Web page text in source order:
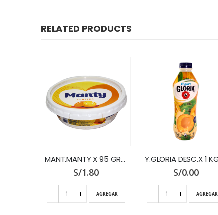
RELATED PRODUCTS
Y.GLORIA DESC.X 1 KG.LUCUMA
S/0.00
AGREGAR
S/9.50
AGREGAR